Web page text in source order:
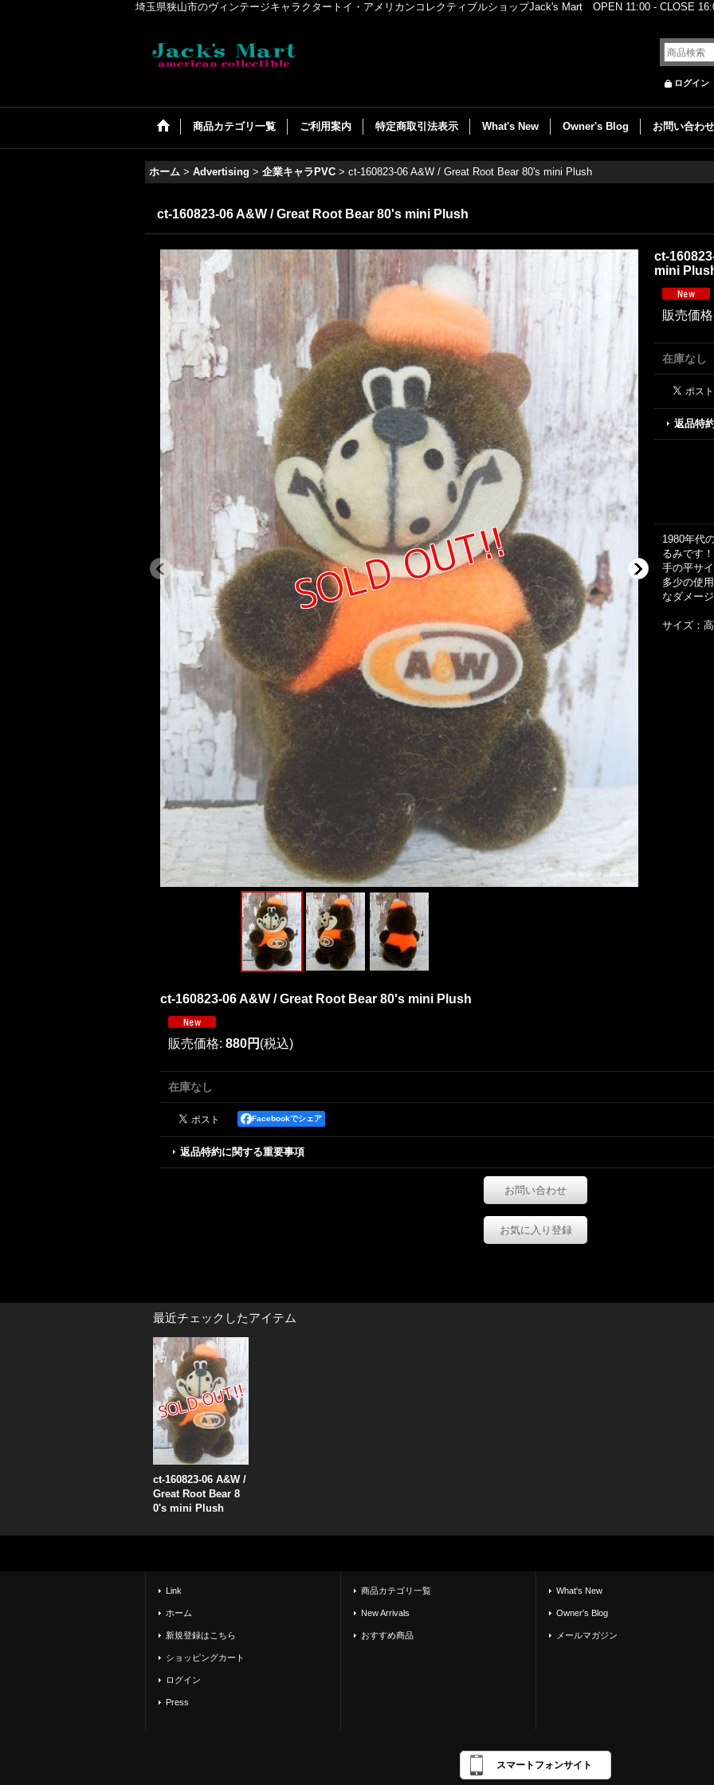
埼玉県狭山市のヴィンテージキャラクタートイ・アメリカンコレクティブルショップJack's Mart OPEN 11:00 - CLOSE
ログイン
商品カテゴリ一覧 ご利用案内 特定商取引法表示 What's New Owner's Blog お問い合わせ
ホーム > Advertising > 企業キャラPVC > ct-160823-06 A&W / Great Root Bear 80's mini Plush
ct-160823-06 A&W / Great Root Bear 80's mini Plush
ct-
mini
販売価格
在庫なし
返品特
1980年代
るみです！
手の平サ
多少の使
なダメー
サイズ：
ct-160823-06 A&W / Great Root Bear 80's mini Plush
販売価格: 880円 (税込)
在庫なし
Facebookでシェア
返品特約に関する重要事項
お問い合わせ
お気に入り登録
最近チェックしたアイテム
ct-160823-06 A&W /
Great Root Bear 8
0's mini Plush
Link
ホーム
新規登録はこちら
ショッピングカート
ログイン
Press
商品カテゴリ一覧
New Arrivals
おすすめ商品
What's New
Owner's Blog
メールマガジン
スマートフォンサイト